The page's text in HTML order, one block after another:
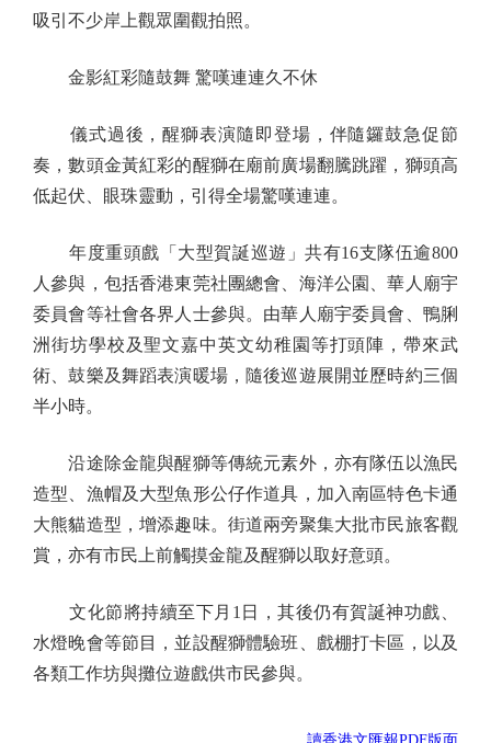
吸引不少岸上觀眾圍觀拍照。
金影紅彩隨鼓舞 驚嘆連連久不休
儀式過後，醒獅表演隨即登場，伴隨鑼鼓急促節
奏，數頭金黃紅彩的醒獅在廟前廣場翻騰跳躍，獅頭高
低起伏、眼珠靈動，引得全場驚嘆連連。
年度重頭戲「大型賀誕巡遊」共有16支隊伍逾800
人參與，包括香港東莞社團總會、海洋公園、華人廟宇
委員會等社會各界人士參與。由華人廟宇委員會、鴨脷
洲街坊學校及聖文嘉中英文幼稚園等打頭陣，帶來武
術、鼓樂及舞蹈表演暖場，隨後巡遊展開並歷時約三個
半小時。
沿途除金龍與醒獅等傳統元素外，亦有隊伍以漁民
造型、漁帽及大型魚形公仔作道具，加入南區特色卡通
大熊貓造型，增添趣味。街道兩旁聚集大批市民旅客觀
賞，亦有市民上前觸摸金龍及醒獅以取好意頭。
文化節將持續至下月1日，其後仍有賀誕神功戲、
水燈晚會等節目，並設醒獅體驗班、戲棚打卡區，以及
各類工作坊與攤位遊戲供市民參與。